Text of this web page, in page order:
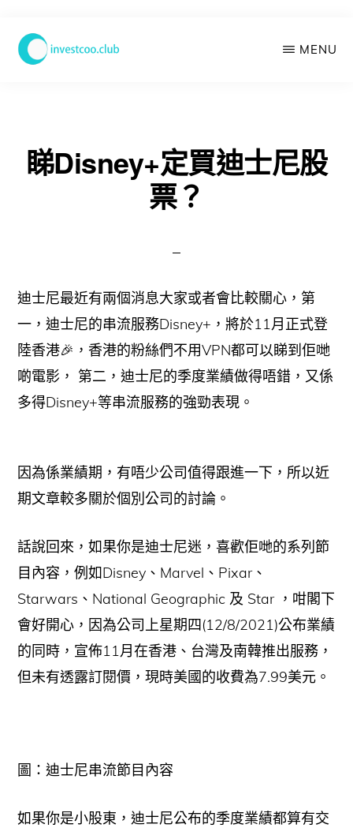
Skip
MENU
睇Disney+定買迪士尼股
票？
迪士尼最近有兩個消息大家或者會比較關心，第
一，迪士尼的串流服務Disney+，將於11月正式登
陸香港🎉，香港的粉絲們不用VPN都可以睇到佢哋
啲電影， 第二，迪士尼的季度業績做得唔錯，又係
多得Disney+等串流服務的強勁表現。
因為係業績期，有唔少公司值得跟進一下，所以近
期文章較多關於個別公司的討論。
話說回來，如果你是迪士尼迷，喜歡佢哋的系列節
目內容，例如Disney、Marvel、Pixar、
Starwars、National Geographic 及 Star ，咁閣下
會好開心，因為公司上星期四(12/8/2021)公布業績
的同時，宣佈11月在香港、台灣及南韓推出服務，
但未有透露訂閱價，現時美國的收費為7.99美元。
圖：迪士尼串流節目內容
如果你是小股東，迪士尼公布的季度業績都算有交